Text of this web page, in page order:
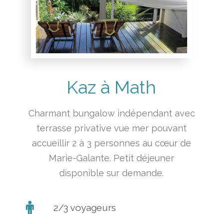
Kaz à Math
Charmant bungalow indépendant avec
terrasse privative vue mer pouvant
accueillir 2 à 3 personnes au cœur de
Marie-Galante. Petit déjeuner
disponible sur demande.
2/3 voyageurs